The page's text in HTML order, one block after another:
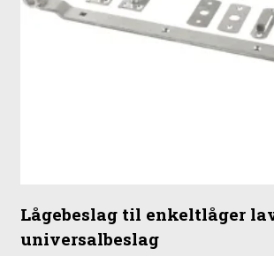
Lågebeslag til enkeltlåger
universalbeslag